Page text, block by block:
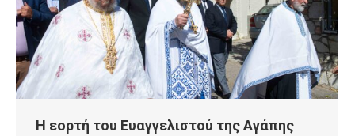
Η εορτή του Ευαγγελιστού της Αγάπης